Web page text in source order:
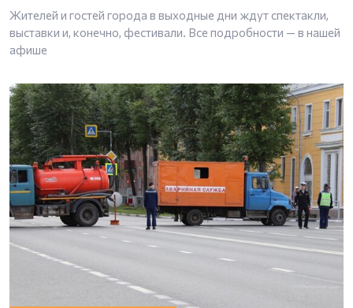
Жителей и гостей города в выходные дни ждут спектакли,
выставки и, конечно, фестивали. Все подробности — в нашей
афише